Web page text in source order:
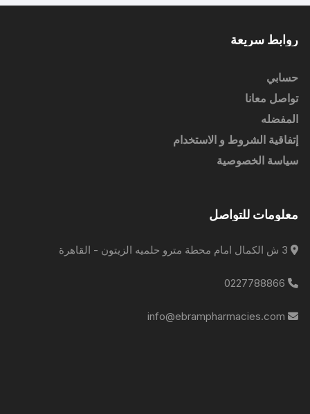
روابط سريعة
حسابي
تواصل معانا
المفضله
إتفاقية الشروط و الاستخدام
سياسة الخصوصية
معلومات للتواصل